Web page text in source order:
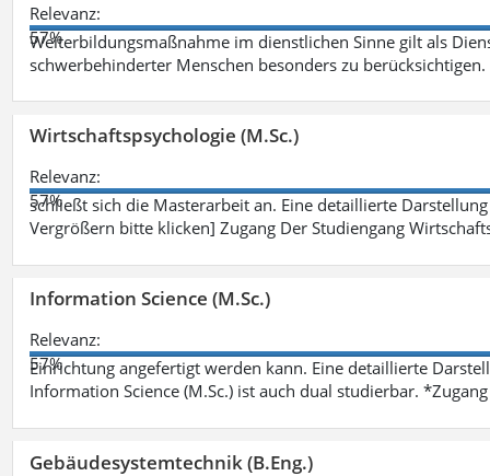
Relevanz:
57%
Weiterbildungsmaßnahme im dienstlichen Sinne gilt als
schwerbehinderter Menschen besonders zu berücksichtigen.
Wirtschaftspsychologie (M.Sc.)
Relevanz:
57%
schließt sich die Masterarbeit an. Eine detaillierte
Vergrößern bitte klicken] Zugang Der Studiengang
Information Science (M.Sc.)
Relevanz:
57%
Einrichtung angefertigt werden kann. Eine detaillierte
Information Science (M.Sc.) ist auch dual studierbar.
Gebäudesystemtechnik (B.Eng.)